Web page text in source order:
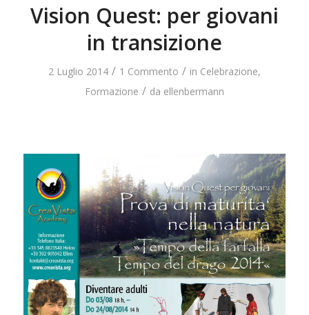
Vision Quest: per giovani
in transizione
2 Luglio 2014 / 1 Commento / in Celebrazione,
Formazione / da ellenbermann